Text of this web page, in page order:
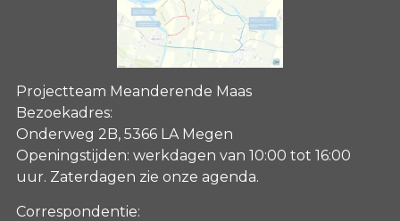
Projectteam Meanderende Maas
Bezoekadres:
Onderweg 2B, 5366 LA Megen
Openingstijden: werkdagen van 10:00 tot 16:00
uur. Zaterdagen zie onze agenda.
Correspondentie: